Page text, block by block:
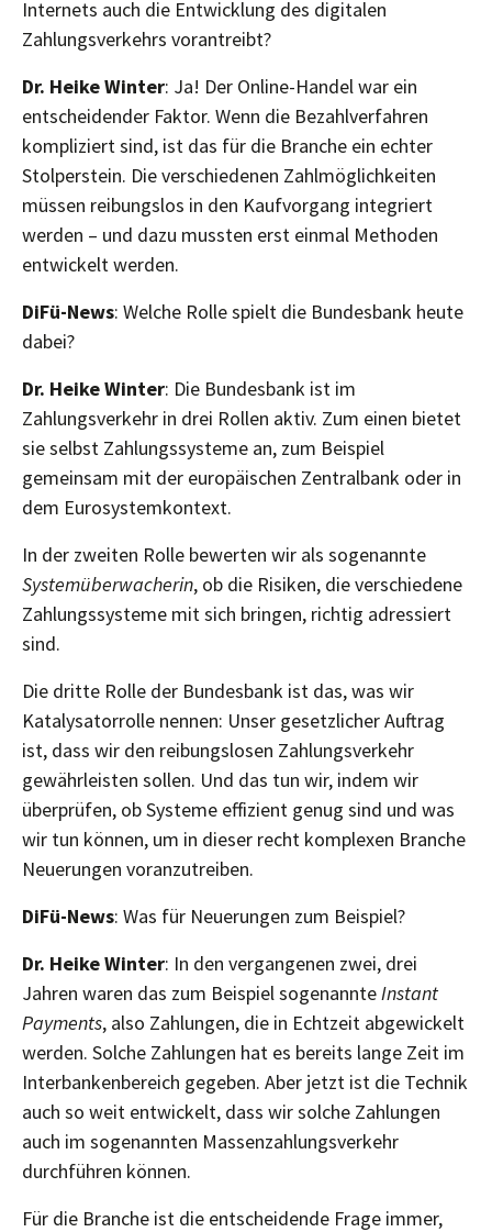
Internets auch die Entwicklung des digitalen
Zahlungsverkehrs vorantreibt?
Dr. Heike Winter: Ja! Der Online-Handel war ein
entscheidender Faktor. Wenn die Bezahlverfahren
kompliziert sind, ist das für die Branche ein echter
Stolperstein. Die verschiedenen Zahlmöglichkeiten
müssen reibungslos in den Kaufvorgang integriert
werden – und dazu mussten erst einmal Methoden
entwickelt werden.
DiFü-News: Welche Rolle spielt die Bundesbank heute
dabei?
Dr. Heike Winter: Die Bundesbank ist im
Zahlungsverkehr in drei Rollen aktiv. Zum einen bietet
sie selbst Zahlungssysteme an, zum Beispiel
gemeinsam mit der europäischen Zentralbank oder in
dem Eurosystemkontext.
In der zweiten Rolle bewerten wir als sogenannte
Systemüberwacherin, ob die Risiken, die verschiedene
Zahlungssysteme mit sich bringen, richtig adressiert
sind.
Die dritte Rolle der Bundesbank ist das, was wir
Katalysatorrolle nennen: Unser gesetzlicher Auftrag
ist, dass wir den reibungslosen Zahlungsverkehr
gewährleisten sollen. Und das tun wir, indem wir
überprüfen, ob Systeme effizient genug sind und was
wir tun können, um in dieser recht komplexen Branche
Neuerungen voranzutreiben.
DiFü-News: Was für Neuerungen zum Beispiel?
Dr. Heike Winter: In den vergangenen zwei, drei
Jahren waren das zum Beispiel sogenannteInstant
Payments, also Zahlungen, die in Echtzeit abgewickelt
werden. Solche Zahlungen hat es bereits lange Zeit im
Interbankenbereich gegeben. Aber jetzt ist die Technik
auch so weit entwickelt, dass wir solche Zahlungen
auch im sogenannten Massenzahlungsverkehr
durchführen können.
Für die Branche ist die entscheidende Frage immer,